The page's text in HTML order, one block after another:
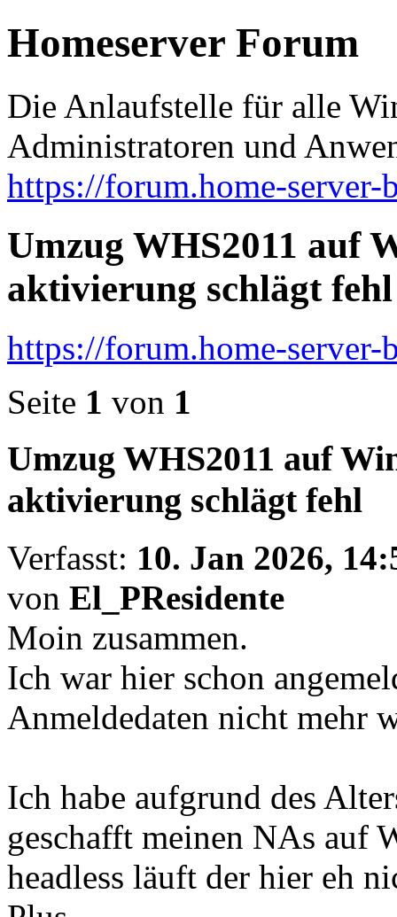
Homeserver Forum
Die Anlaufstelle für alle
Administratoren und
https://forum.home-server-
Umzug WHS2011 auf
aktivierung schlägt fehl
https://forum.home-
Seite 1 von 1
Umzug WHS2011 auf
aktivierung schlägt fehl
Verfasst: 10. Jan 2026,
von El_PResidente
Moin zusammen.
Ich war hier schon
Anmeldedaten nicht mehr
Ich habe aufgrund des
geschafft meinen NAs auf
headless läuft der hier eh